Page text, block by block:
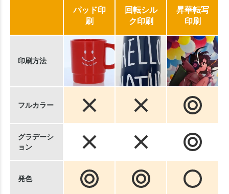
パッド印
刷
回転シル
ク印刷
昇華転写
印刷
印刷方法
フルカラー
グラデーシ
ョン
発色